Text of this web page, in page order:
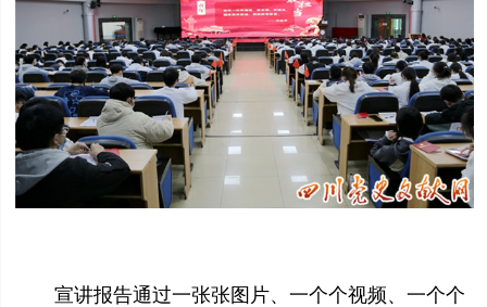
宣讲报告通过一张张图片、一个个视频、一个个